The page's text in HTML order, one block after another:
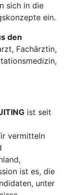
sich in die
ein.
den
Fachärztin,
ist seit
vermitteln
ist es, die
unter